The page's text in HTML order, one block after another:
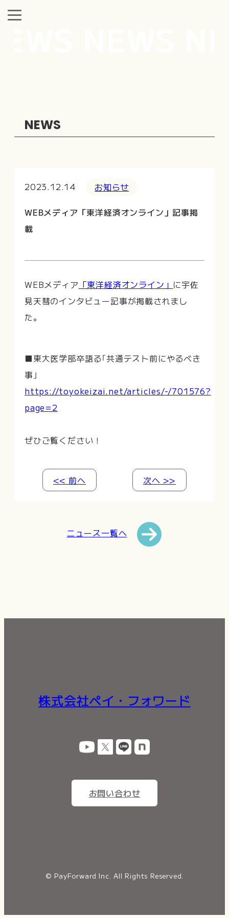
NEWS
2023.12.14 お知らせ
WEBメディア「東洋経済オンライン」記事掲
載
WEBメディア 「東洋経済オンライン」 に宇佐
見天彗のインタビュー記事が掲載されまし
た。
■東大医学部卒語る｢共通テスト前にやるべき
事｣
https://toyokeizai.net/articles/-/701576?
page=2
ぜひご覧ください！
<< 前へ 次へ >>
ニュース一覧へ
株式会社ペイ・フォワード
お問い合わせ
© PayForward Inc. All Rights Reserved.